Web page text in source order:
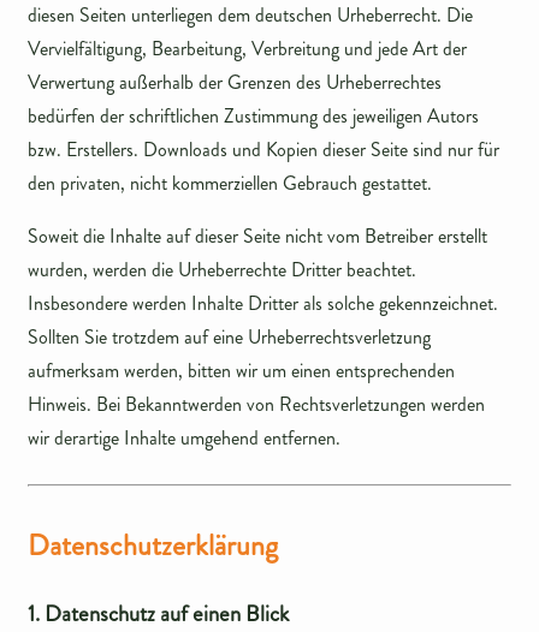
diesen Seiten unterliegen dem deutschen Urheberrecht. Die
Vervielfältigung, Bearbeitung, Verbreitung und jede Art der
Verwertung außerhalb der Grenzen des Urheberrechtes
bedürfen der schriftlichen Zustimmung des jeweiligen Autors
bzw. Erstellers. Downloads und Kopien dieser Seite sind nur für
den privaten, nicht kommerziellen Gebrauch gestattet.
Soweit die Inhalte auf dieser Seite nicht vom Betreiber erstellt
wurden, werden die Urheberrechte Dritter beachtet.
Insbesondere werden Inhalte Dritter als solche gekennzeichnet.
Sollten Sie trotzdem auf eine Urheberrechtsverletzung
aufmerksam werden, bitten wir um einen entsprechenden
Hinweis. Bei Bekanntwerden von Rechtsverletzungen werden
wir derartige Inhalte umgehend entfernen.
Datenschutzerklärung
1. Datenschutz auf einen Blick